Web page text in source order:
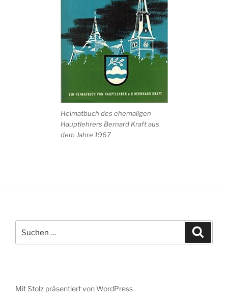
Heimatbuch des ehemaligen
Hauptlehrers Bernard Kraft aus
dem Jahre 1967
nach:
Mit Stolz präsentiert von WordPress